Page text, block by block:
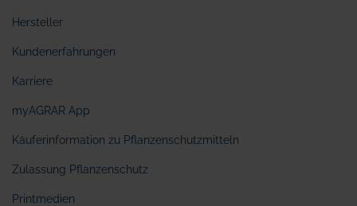
Hersteller
Kundenerfahrungen
Karriere
myAGRAR App
Käuferinformation zu Pflanzenschutzmitteln
Zulassung Pflanzenschutz
Printmedien